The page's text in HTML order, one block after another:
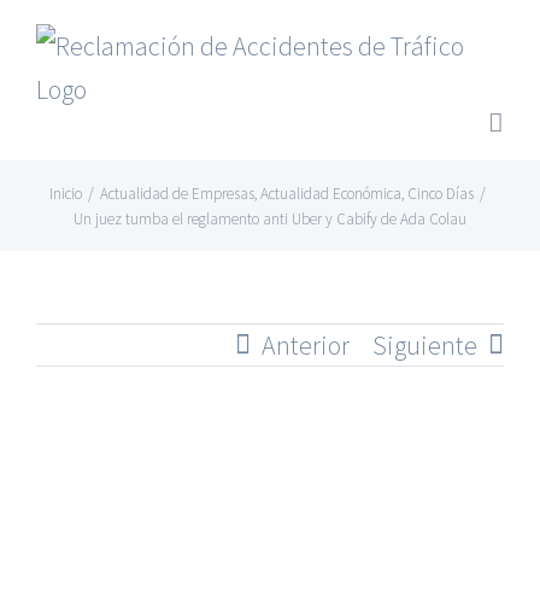
Saltar
contenido
Inicio / Actualidad de Empresas,Actualidad Económica, Cinco Días /
Un juez tumba el reglamento anti Uber y Cabify de Ada Colau
Anterior Siguiente